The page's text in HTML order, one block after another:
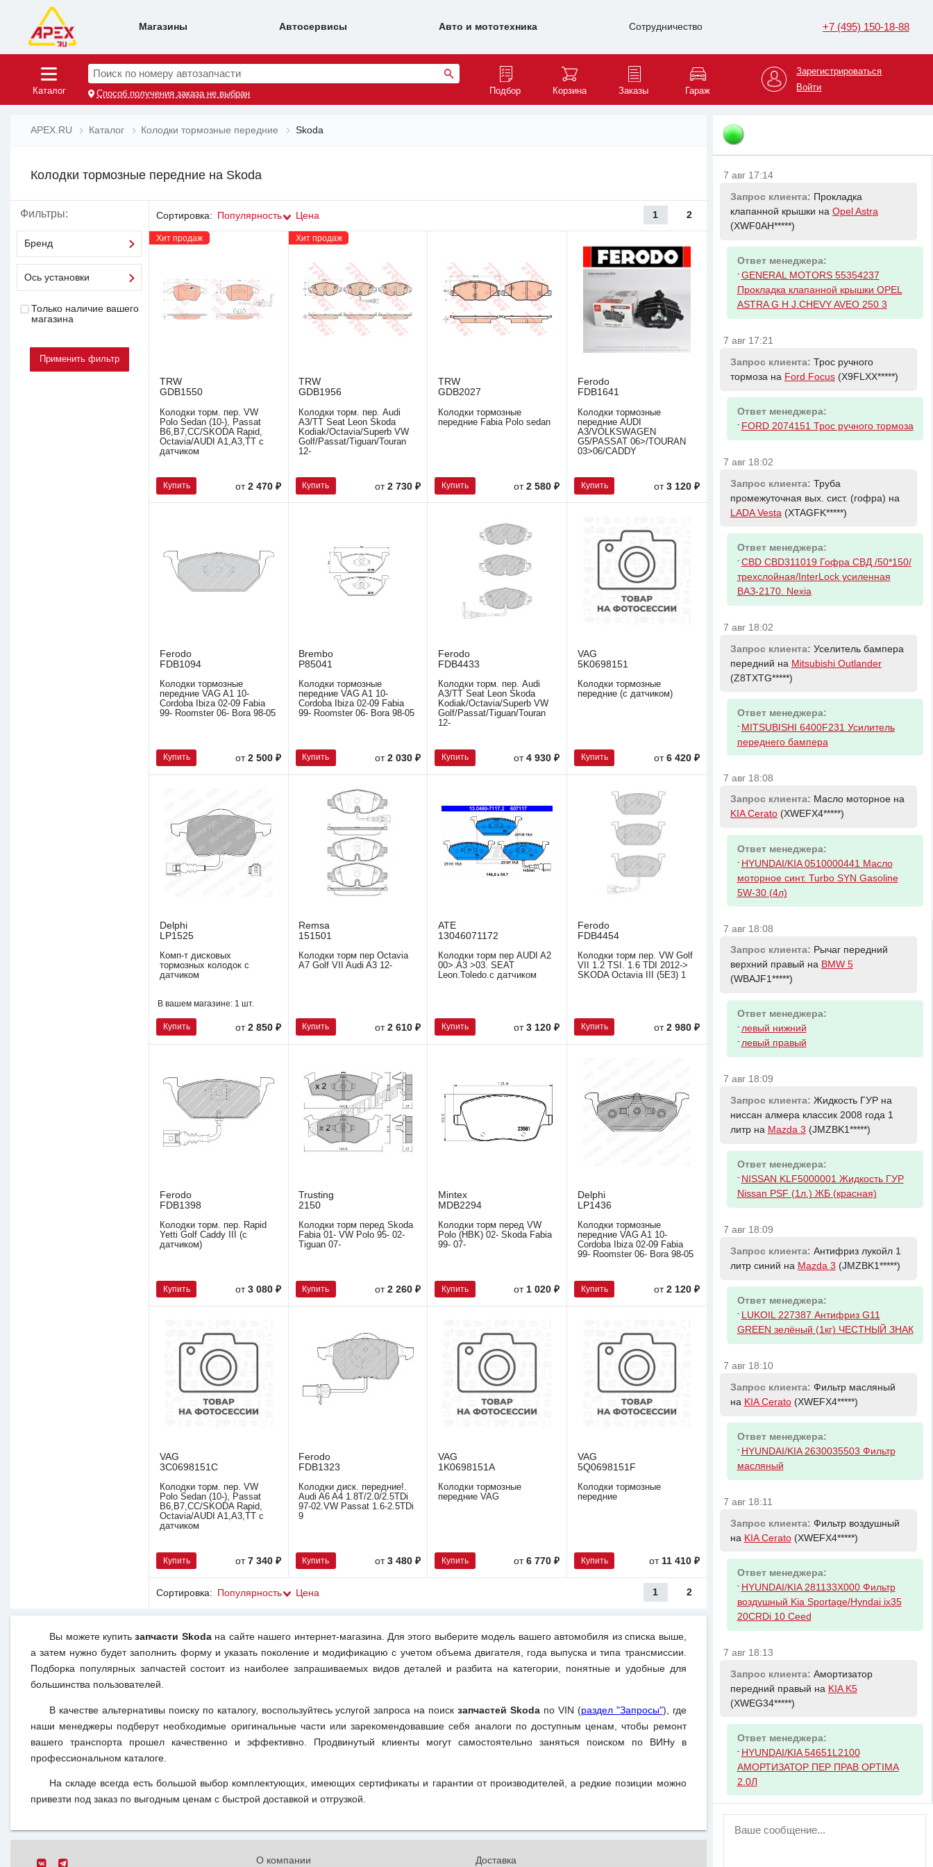
Магазины Автосервисы Авто и мототехника Сотрудничество +7 (495) 150-18-88
Каталог
Поиск по номеру автозапчасти
Способ получения заказа не выбран Подбор Корзина Заказы Гараж
Зарегистрироваться
Войти
APEX.RU Каталог Колодки тормозные передние Skoda
Колодки тормозные передние на Skoda
Фильтры:
Бренд
Ось установки
Только наличие вашего
магазина
Сортировка: Популярность Цена 1 2
Хит продаж
TRW
GDB1550
Колодки торм. пер. VW
Polo Sedan (10-), Passat
B6,B7,CC/SKODA Rapid,
Octavia/AUDI A1,A3,TT с
датчиком
Купить от2 470 ₽
Хит продаж
TRW
GDB1956
Колодки торм. пер. Audi
A3/TT Seat Leon Skoda
Kodiak/Octavia/Superb VW
Golf/Passat/Tiguan/Touran
12-
Купить от 2 730 ₽
TRW
GDB2027
Колодки тормозные
передние Fabia Polo sedan
Купить от2 580 ₽
Ferodo
FDB1641
Колодки тормозные
передние AUDI
A3/VOLKSWAGEN
G5/PASSAT 06>/TOURAN
03>06/CADDY
Купить от 3 120 ₽
Ferodo
FDB1094
Колодки тормозные
передние VAG A1 10-
Cordoba Ibiza 02-09 Fabia
99- Roomster 06- Bora 98-05
Купить от2 500 ₽
Brembo
P85041
Колодки тормозные
передние VAG A1 10-
Cordoba Ibiza 02-09 Fabia
99- Roomster 06- Bora 98-05
Купить от 2 030 ₽
Ferodo
FDB4433
Колодки торм. пер. Audi
A3/TT Seat Leon Skoda
Kodiak/Octavia/Superb VW
Golf/Passat/Tiguan/Touran
12-
Купить от4 930 ₽
VAG
5K0698151
Колодки тормозные
передние (с датчиком)
Купить от 6 420 ₽
Delphi
LP1525
Комп-т дисковых
тормозных колодок с
датчиком
В вашем магазине: 1 шт.
Купить от2 850 ₽
Remsa
151501
Колодки торм пер Octavia
A7 Golf VII Audi A3 12-
Купить от 2 610 ₽
ATE
13046071172
Колодки торм пер AUDI A2
00>.A3 >03. SEAT
Leon.Toledo.с датчиком
Купить от3 120 ₽
Ferodo
FDB4454
Колодки торм пер. VW Golf
VII 1.2 TSI. 1.6 TDI 2012->
SKODA Octavia III (5E3) 1
Купить от 2 980 ₽
Ferodo
FDB1398
Колодки торм. пер. Rapid
Yetti Golf Caddy III (с
датчиком)
Купить от3 080 ₽
Trusting
2150
Колодки торм перед Skoda
Fabia 01- VW Polo 95- 02-
Tiguan 07-
Купить от 2 260 ₽
Mintex
MDB2294
Колодки торм перед VW
Polo (HBK) 02- Skoda Fabia
99- 07-
Купить от1 020 ₽
Delphi
LP1436
Колодки тормозные
передние VAG A1 10-
Cordoba Ibiza 02-09 Fabia
99- Roomster 06- Bora 98-05
Купить от 2 120 ₽
VAG
3C0698151C
Колодки торм. пер. VW
Polo Sedan (10-), Passat
B6,B7,CC/SKODA Rapid,
Octavia/AUDI A1,A3,TT с
датчиком
Купить от7 340 ₽
Ferodo
FDB1323
Колодки диск. передние!.
Audi A6 A4 1.8T/2.0/2.5TDi
97-02.VW Passat 1.6-2.5TDi
9
Купить от 3 480 ₽
VAG
1K0698151A
Колодки тормозные
передние VAG
Купить от6 770 ₽
VAG
5Q0698151F
Колодки тормозные
передние
Купить от 11 410 ₽
Сортировка: Популярность Цена 1 2
Вы можете купитьзапчасти Skodaна сайте нашего интернет-магазина. Для этого выберите модель вашего автомобиля из списка выше,
а затем нужно будет заполнить форму и указать поколение и модификацию с учетом объема двигателя, года выпуска и типа трансмиссии.
Подборка популярных запчастей состоит из наиболее запрашиваемых видов деталей и разбита на категории, понятные и удобные для
большинства пользователей.
В качестве альтернативы поиску по каталогу, воспользуйтесь услугой запроса на поискзапчастей Skoda по VIN (раздел "Запросы"), где
наши менеджеры подберут необходимые оригинальные части или зарекомендовавшие себя аналоги по доступным ценам, чтобы ремонт
вашего транспорта прошел качественно и эффективно. Продвинутый клиенты могут самостоятельно заняться поиском по ВИНу в
профессиональном каталоге.
На складе всегда есть большой выбор комплектующих, имеющих сертификаты и гарантии от производителей, а редкие позиции можно
привезти под заказ по выгодным ценам с быстрой доставкой и отгрузкой.
О компании Доставка
(XWF0AH*****)
- GENERAL MOTORS 13170111
Радиатор системы охлаждения
7 авг 17:14
Запрос клиента: Прокладка
клапанной крышки на Opel Astra
(XWF0AH*****)
Ответ менеджера:
- GENERAL MOTORS 55354237
Прокладка клапанной крышки OPEL
ASTRA G H J.CHEVY AVEO 250 3
7 авг 17:21
Запрос клиента: Трос ручного
тормоза на Ford Focus(X9FLXX*****)
Ответ менеджера:
- FORD 2074151 Трос ручного тормоза
7 авг 18:02
Запрос клиента: Труба
промежуточная вых. сист. (гофра) на
LADA Vesta (XTAGFK*****)
Ответ менеджера:
- CBD CBD311019 Гофра СВД /50*150/
трехслойная/InterLock усиленная
ВАЗ-2170. Nexia
7 авг 18:02
Запрос клиента: Уселитель бампера
передний на Mitsubishi Outlander
(Z8TXTG*****)
Ответ менеджера:
- MITSUBISHI 6400F231 Усилитель
переднего бампера
7 авг 18:08
Запрос клиента: Масло моторное на
KIA Cerato(XWEFX4*****)
Ответ менеджера:
- HYUNDAI/KIA 0510000441 Масло
моторное синт. Turbo SYN Gasoline
5W-30 (4л)
7 авг 18:08
Запрос клиента: Рычаг передний
верхний правый на BMW 5
(WBAJF1*****)
Ответ менеджера:
- левый нижний
- левый правый
7 авг 18:09
Запрос клиента: Жидкость ГУР на
ниссан алмера классик 2008 года 1
литр на Mazda 3 (JMZBK1*****)
Ответ менеджера:
- NISSAN KLF5000001 Жидкость ГУР
Nissan PSF (1л.) ЖБ (красная)
7 авг 18:09
Запрос клиента: Антифриз лукойл 1
литр синий на Mazda 3 (JMZBK1*****)
Ответ менеджера:
- LUKOIL 227387 Антифриз G11
GREEN зелёный (1кг) ЧЕСТНЫЙ ЗНАК
7 авг 18:10
Запрос клиента: Фильтр масляный
на KIA Cerato(XWEFX4*****)
Ответ менеджера:
- HYUNDAI/KIA 2630035503 Фильтр
масляный
7 авг 18:11
Запрос клиента: Фильтр воздушный
на KIA Cerato(XWEFX4*****)
Ответ менеджера:
- HYUNDAI/KIA 281133X000 Фильтр
воздушный Kia Sportage/Hyndai ix35
20CRDi 10 Ceed
7 авг 18:13
Запрос клиента: Амортизатор
передний правый на KIA K5
(XWEG34*****)
Ответ менеджера:
- HYUNDAI/KIA 54651L2100
АМОРТИЗАТОР ПЕР ПРАВ OPTIMA
2.0Л
ВНИМАНИЕ!